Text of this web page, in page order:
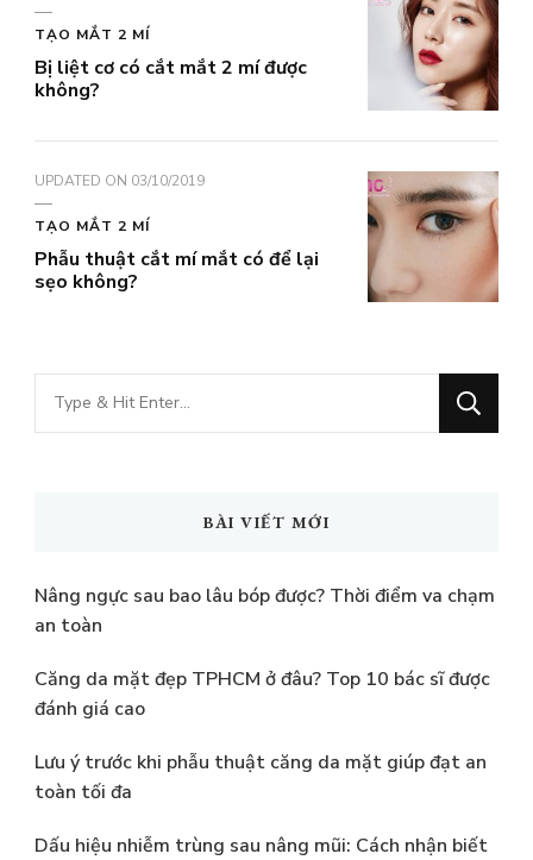
TẠO MẮT 2 MÍ
Bị liệt cơ có cắt mắt 2 mí được
không?
UPDATED ON 03/10/2019
TẠO MẮT 2 MÍ
Phẫu thuật cắt mí mắt có để lại
sẹo không?
Bạn
muốn
BÀI VIẾT MỚI
Nâng ngực sau bao lâu bóp được? Thời điểm va chạm
an toàn
Căng da mặt đẹp TPHCM ở đâu? Top 10 bác sĩ được
đánh giá cao
Lưu ý trước khi phẫu thuật căng da mặt giúp đạt an
toàn tối đa
Dấu hiệu nhiễm trùng sau nâng mũi: Cách nhận biết